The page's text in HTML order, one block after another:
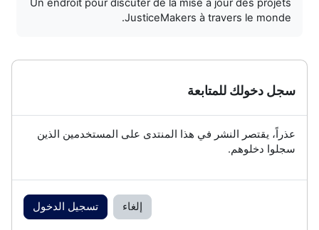
Un endroit pour discuter de la mise à jour des projets
JusticeMakers à travers le monde.
سجل دخولك للمتابعة
عذراً، يقتصر النشر في هذا المنتدى على المستخدمين الذين
سجلوا دخلوهم.
إلغاء تسجيل الدخول